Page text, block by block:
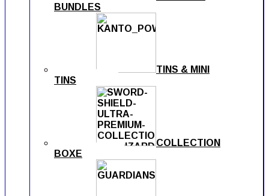
BUNDLES
TINS & MINI
TINS
COLLECTION
BOXE